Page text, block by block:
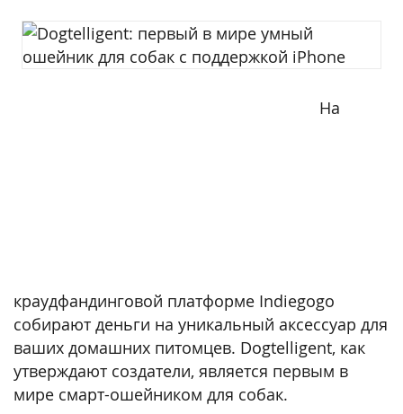
На
краудфандинговой платформе Indiegogo
собирают деньги на уникальный аксессуар для
ваших домашних питомцев. Dogtelligent, как
утверждают создатели, является первым в
мире смарт-ошейником для собак.